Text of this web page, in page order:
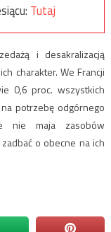
Tutaj
i desakralizacją
charakter. We Francji
0,6 proc. wszystkich
potrzebę odgórnego
nie maja zasobów
o obecne na ich